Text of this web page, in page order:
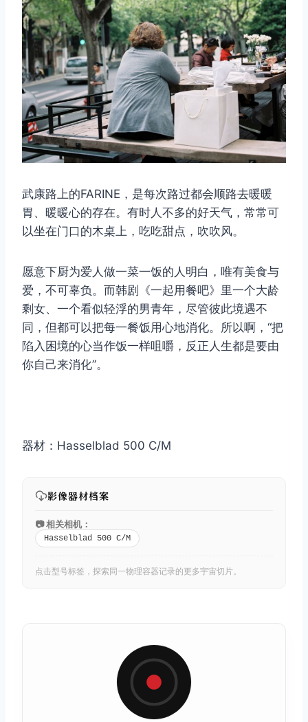
武康路上的FARINE，是每次路过都会顺路去暖暖
胃、暖暖心的存在。有时人不多的好天气，常常可
以坐在门口的木桌上，吃吃甜点，吹吹风。
愿意下厨为爱人做一菜一饭的人明白，唯有美食与
爱，不可辜负。而韩剧《一起用餐吧》里一个大龄
剩女、一个看似轻浮的男青年，尽管彼此境遇不
同，但都可以把每一餐饭用心地消化。所以啊，“把
陷入困境的心当作饭一样咀嚼，反正人生都是要由
你自己来消化”。
器材：Hasselblad 500 C/M
影像器材档案
📷 相关相机：
Hasselblad 500 C/M
点击型号标签，探索同一物理容器记录的更多宇宙切片。
取消 搜索